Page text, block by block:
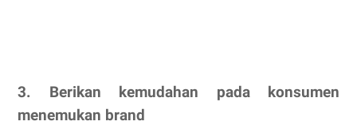
3. Berikan kemudahan pada konsumen
menemukan brand